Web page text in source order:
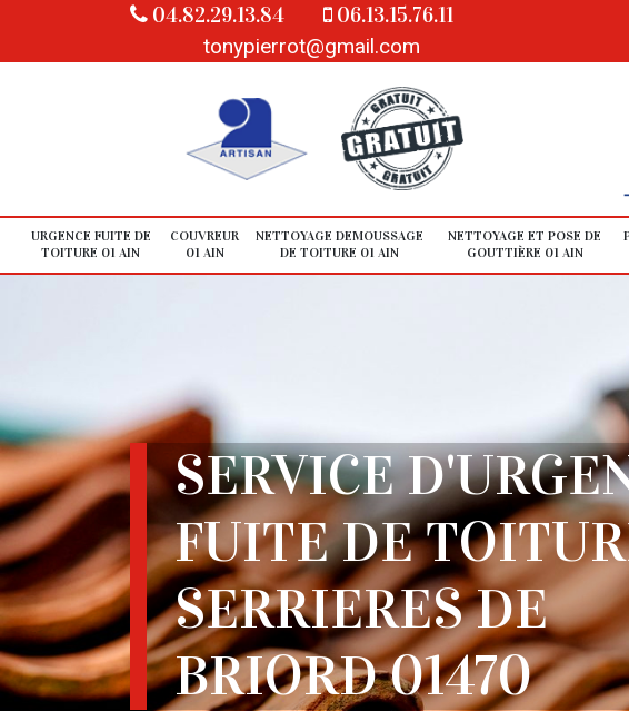
04.82.29.13.84
06.13.15.76.11
tonypierrot@gmail.com
URGENCE FUITE DE
TOITURE 01 AIN
COUVREUR
01 AIN
NETTOYAGE DEMOUSSAGE
DE TOITURE 01 AIN
NETTOYAGE ET POSE DE
GOUTTIÈRE 01 AIN
SERVICE
FUITE DE
SERRIERES DE
BRIORD 01470